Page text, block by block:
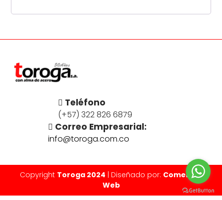
Teléfono
(+57) 322 826 6879
Correo Empresarial:
info@toroga.com.co
Copyright Toroga 2024 | Diseñado por: Comercial
Web